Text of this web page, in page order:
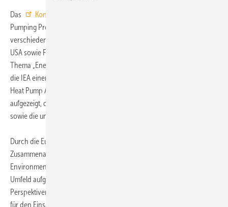
Das Kongressprogramm
Pumping Programme (HPP) der IEA (International Energy Agency). In
verschiedenen Beiträgen vermittelt die IEA Informationen aus Europa,
USA sowie Fernost und präsentiert ihre Technology Roadmap zum
Thema „Energy Efficient Buildings: Heating and Cooling“. Zudem bietet
die IEA einen Vortragsblock mit zehn Vorträgen zum Thema „Industrial
Heat Pump Application“ an. Hier werden Potentiale der Märkte
aufgezeigt, das Thema Hochtemperaturkältemittel angesprochen
sowie die unterschiedlichsten Anwendungen weltweit beleuchtet.
Durch die European Heat Pump Association (EHPA) in
Zusammenarbeit mit der European Partnership for Energy and
Environment (EPEE) werden aktuelle Themen im europäischen
Umfeld aufgegriffen. Das Thema Kältemittel wird aus verschiedenen
Perspektiven betrachtet und sowohl der Status als auch ein Ausblick
für den Einsatz in Wärmepumpen gegeben. Weiterhin werden die